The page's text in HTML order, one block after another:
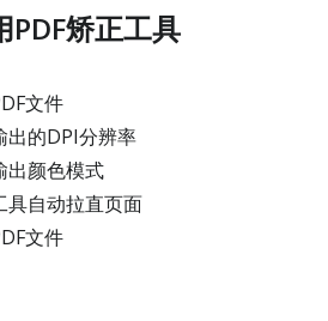
PDF矫正工具
文件
出的DPI分辨率
出颜色模式
具自动拉直页面
文件